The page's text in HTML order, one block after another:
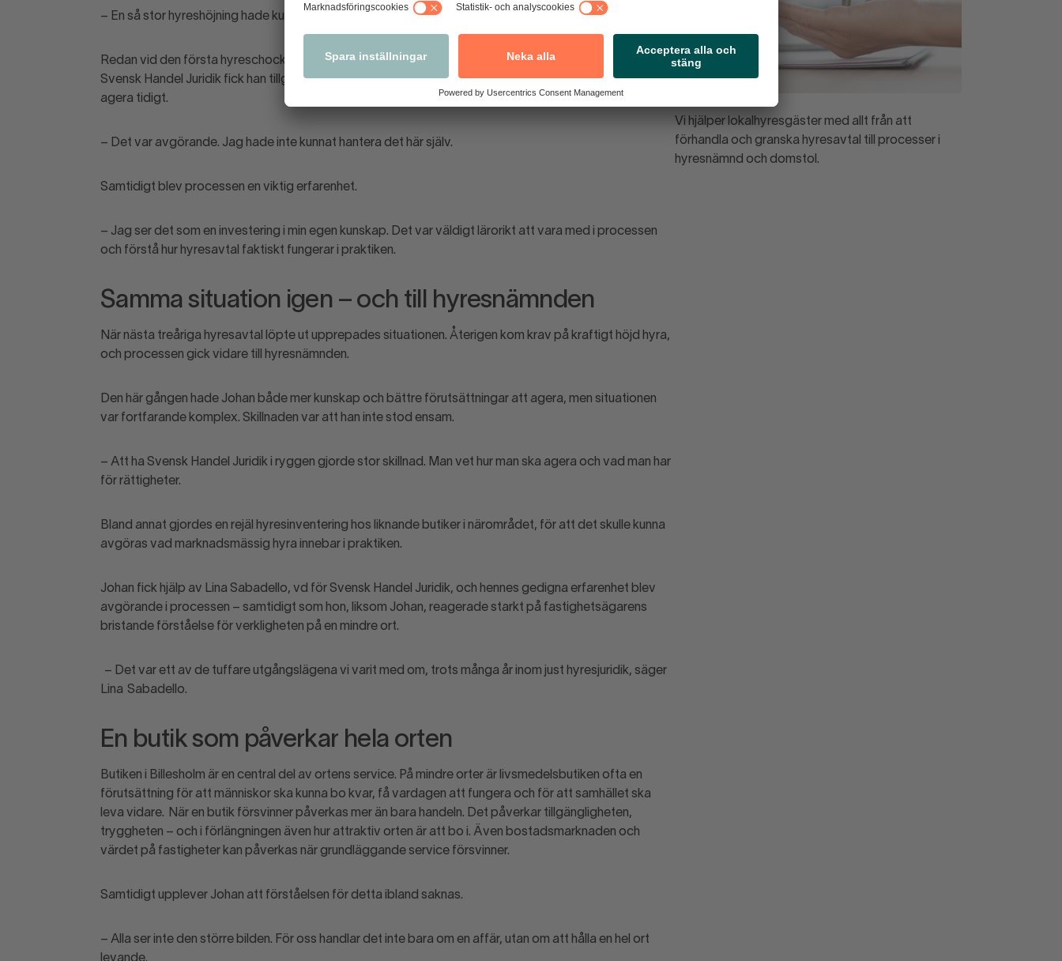
– En så stor hyreshöjning hade kunnat innebära att jag fått stänga, säger Johan.
Redan vid den första hyreschocken tog Johan hjälp genom sitt medlemskap i Svensk Handel. Via
Svensk Handel Juridik fick han tillgång till juridisk expertis till en lägre taxa, vilket gjorde det möjligt att
agera tidigt.
– Det var avgörande. Jag hade inte kunnat hantera det här själv.
Samtidigt blev processen en viktig erfarenhet.
– Jag ser det som en investering i min egen kunskap. Det var väldigt lärorikt att vara med i processen
och förstå hur hyresavtal faktiskt fungerar i praktiken.
Samma situation igen – och till hyresnämnden
När nästa treåriga hyresavtal löpte ut upprepades situationen. Återigen kom krav på kraftigt höjd hyra,
och processen gick vidare till hyresnämnden.
Den här gången hade Johan både mer kunskap och bättre förutsättningar att agera, men situationen
var fortfarande komplex. Skillnaden var att han inte stod ensam.
– Att ha Svensk Handel Juridik i ryggen gjorde stor skillnad. Man vet hur man ska agera och vad man har
för rättigheter.
Bland annat gjordes en rejäl hyresinventering hos liknande butiker i närområdet, för att det skulle kunna
avgöras vad marknadsmässig hyra innebar i praktiken.
Johan fick hjälp av Lina Sabadello, vd för Svensk Handel Juridik, och hennes gedigna erfarenhet blev
avgörande i processen – samtidigt som hon, liksom Johan, reagerade starkt på fastighetsägarens
bristande förståelse för verkligheten på en mindre ort.
– Det var ett av de tuffare utgångslägena vi varit med om, trots många år inom just hyresjuridik, säger
Lina Sabadello.
En butik som påverkar hela orten
Butiken i Billesholm är en central del av ortens service. På mindre orter är livsmedelsbutiken ofta en
förutsättning för att människor ska kunna bo kvar, få vardagen att fungera och för att samhället ska
leva vidare.
När en butik försvinner påverkas mer än bara handeln. Det påverkar tillgängligheten,
tryggheten – och i förlängningen även hur attraktiv orten är att bo i. Även bostadsmarknaden och
värdet på fastigheter kan påverkas när grundläggande service försvinner.
Samtidigt upplever Johan att förståelsen för detta ibland saknas.
– Alla ser inte den större bilden. För oss handlar det inte bara om en affär, utan om att hålla en hel ort
levande.
Vi hjälper lokalhyresgäster med allt från att
förhandla och granska hyresavtal till processer i
hyresnämnd och domstol.